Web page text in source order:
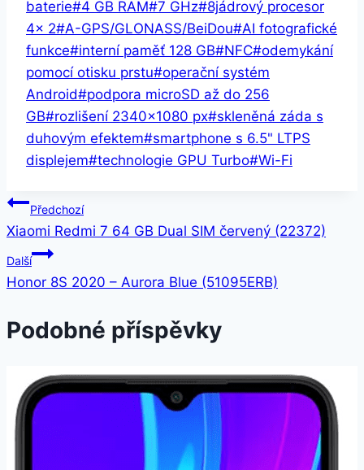
baterie#4 GB RAM#7 GHz#8jádrový procesor
4× 2#A-GPS/GLONASS/BeiDou#AI fotografické
funkce#interní paměť 128 GB#NFC#odemykání
pomocí otisku prstu#operační systém
Android#podpora microSD až do 256
GB#rozlišení 2340×1080 px#skleněná záda s
duhovým efektem#smartphone s 6.5" LTPS
displejem#technologie GPU Turbo#Wi-Fi
Navigace
pro
příspěvek
Předchozí
Xiaomi Redmi 7 64 GB Dual SIM červený (22372)
Další
Honor 8S 2020 – Aurora Blue (51095ERB)
Podobné příspěvky